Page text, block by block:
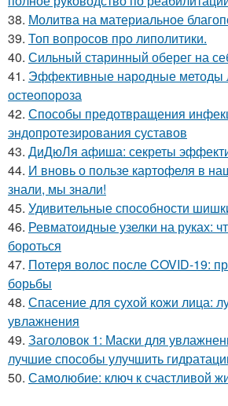
38. Молитва на материальное
39. Топ вопросов про липолитики.
40. Сильный старинный оберег на
41. Эффективные народные методы
остеопороза
42. Способы предотвращения
эндопротезирования суставов
43. ДиДюЛя афиша: секреты
44. И вновь о пользе картофеля в
знали, мы знали!
45. Удивительные способности
46. Ревматоидные узелки на руках:
бороться
47. Потеря волос после COVID-19:
борьбы
48. Спасение для сухой кожи лица:
увлажнения
49. Заголовок 1: Маски для
лучшие способы улучшить
50. Самолюбие: ключ к счастливой